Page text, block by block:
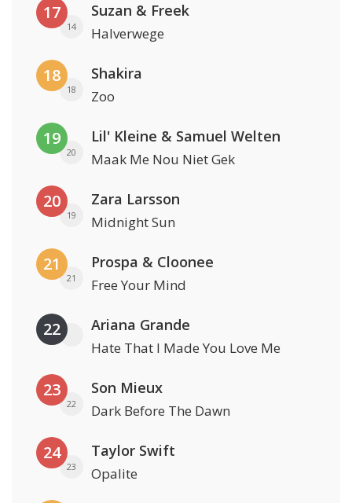
17
14
Suzan & Freek
Halverwege
18
18
Shakira
Zoo
19
20
Lil' Kleine & Samuel Welten
Maak Me Nou Niet Gek
20
19
Zara Larsson
Midnight Sun
21
21
Prospa & Cloonee
Free Your Mind
22 Ariana Grande
Hate That I Made You Love Me
23
22
Son Mieux
Dark Before The Dawn
24
23
Taylor Swift
Opalite